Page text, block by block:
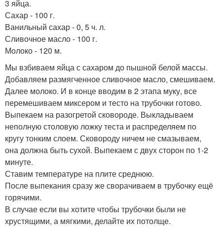
3 яйца.
Сахар - 100 г.
Ванильный сахар - 0, 5 ч. л.
Сливочное масло - 100 г.
Молоко - 120 м.
Мы взбиваем яйца с сахаром до пышной белой массы.
Добавляем размягченное сливочное масло, смешиваем.
Далее молоко. И в конце вводим в 2 этапа муку, все
перемешиваем миксером и тесто на трубочки готово.
Выпекаем на разогретой сковороде. Выкладываем
неполную столовую ложку теста и распределяем по
кругу тонким слоем. Сковороду ничем не смазываем,
она должна быть сухой. Выпекаем с двух сторон по 1-2
минуте.
Ставим температуре на плите среднюю.
После выпекания сразу же сворачиваем в трубочку ещё
горячими.
В случае если вы хотите чтобы трубочки были не
хрустящими, а мягкими, делайте их потолще.